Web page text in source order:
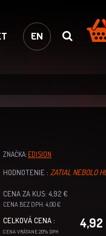
EN
ZNAČKA: EDISION
HODNOTENIE : ZATIAL NEBOLO
CENA ZA KUS: 4,92 €
CENA BEZ DPH: 4,00 €
CELKOVÁ CENA :
CENA VRÁTANE 20% DPH